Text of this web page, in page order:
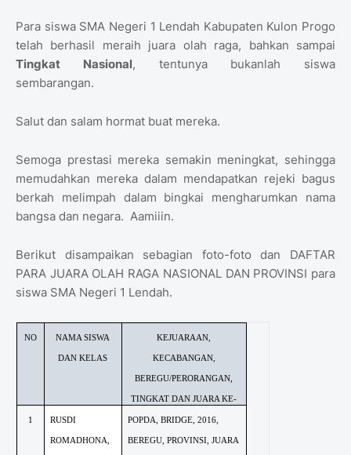
Para siswa SMA Negeri 1 Lendah Kabupaten Kulon Progo
telah berhasil meraih juara olah raga, bahkan sampai
Tingkat Nasional, tentunya bukanlah siswa
sembarangan.
Salut dan salam hormat buat mereka.
Semoga prestasi mereka semakin meningkat, sehingga
memudahkan mereka dalam mendapatkan rejeki bagus
berkah melimpah dalam bingkai mengharumkan nama
bangsa dan negara. Aamiiin.
Berikut disampaikan sebagian foto-foto dan DAFTAR
PARA JUARA OLAH RAGA NASIONAL DAN PROVINSI para
siswa SMA Negeri 1 Lendah.
NO NAMA SISWA
DAN KELAS
KEJUARAAN,
KECABANGAN,
BEREGU/PERORANGAN,
TINGKAT DAN JUARA KE-
1 RUSDI
ROMADHONA,
POPDA, BRIDGE, 2016,
BEREGU, PROVINSI, JUARA